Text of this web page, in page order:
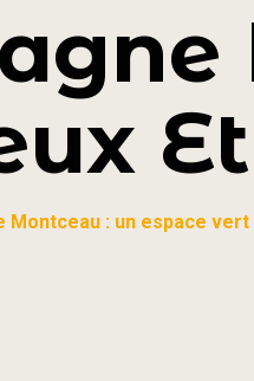
Montceau : un espace